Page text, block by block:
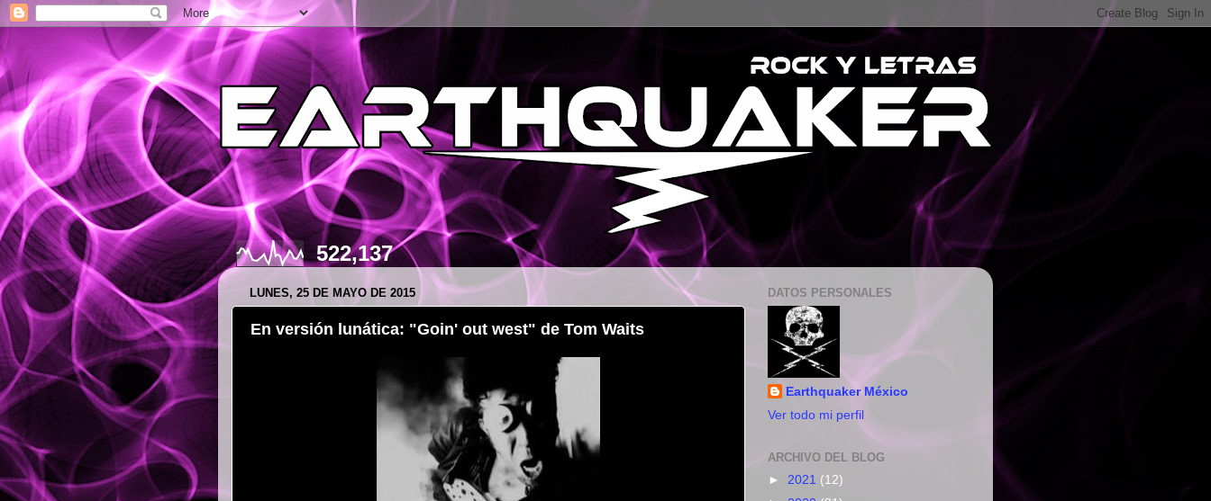
522,137
LUNES, 25 DE MAYO DE 2015
En versión lunática: "Goin' out west" de Tom Waits
DATOS PERSONALES
Earthquaker México
Ver todo mi perfil
ARCHIVO DEL BLOG
► 2021 (12)